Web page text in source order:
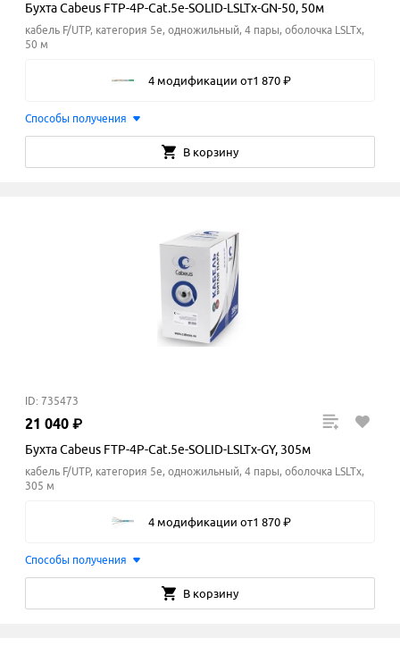
Бухта Cabeus FTP-4P-Cat.5e-SOLID-LSLTx-GN-50, 50м
кабель F/UTP, категория 5e, одножильный, 4 пары, оболочка LSLTx,
50 м
4 модификации от1 870 ₽
Способы получения
В корзину
ID: 735473
21 040 ₽
Бухта Cabeus FTP-4P-Cat.5e-SOLID-LSLTx-GY, 305м
кабель F/UTP, категория 5e, одножильный, 4 пары, оболочка LSLTx,
305 м
4 модификации от1 870 ₽
Способы получения
В корзину